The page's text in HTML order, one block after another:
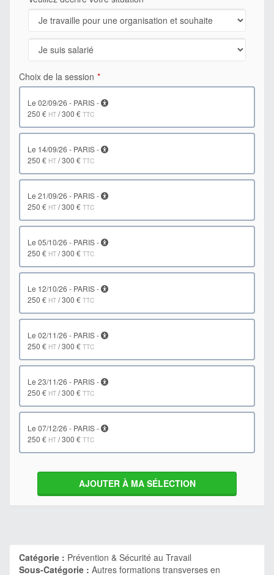
Choix de la session
le 02/09/26 - PARIS -
250 € HT /300 € TTC
le 14/09/26 - PARIS -
250 € HT /300 € TTC
le 21/09/26 - PARIS -
250 € HT /300 € TTC
le 05/10/26 - PARIS -
250 € HT /300 € TTC
le 12/10/26 - PARIS -
250 € HT /300 € TTC
le 02/11/26 - PARIS -
250 € HT /300 € TTC
le 23/11/26 - PARIS -
250 € HT /300 € TTC
le 07/12/26 - PARIS -
250 € HT /300 € TTC
AJOUTER À MA SÉLECTION
Catégorie : Prévention & Sécurité au Travail
Sous-Catégorie : Autres formations transverses en